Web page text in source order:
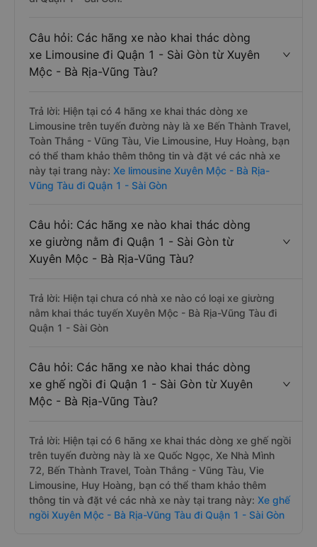
Câu hỏi: Các hãng xe nào khai thác dòng
xe Limousine đi Quận 1 - Sài Gòn từ Xuyên
Mộc - Bà Rịa-Vũng Tàu?
Trả lời: Hiện tại có 4 hãng xe khai thác dòng xe
Limousine trên tuyến đường này là xe Bến Thành Travel,
Toàn Thắng - Vũng Tàu, Vie Limousine, Huy Hoàng, bạn
có thể tham khảo thêm thông tin và đặt vé các nhà xe
này tại trang này: Xe limousine Xuyên Mộc - Bà Rịa-
Vũng Tàu đi Quận 1 - Sài Gòn
Câu hỏi: Các hãng xe nào khai thác dòng
xe giường nằm đi Quận 1 - Sài Gòn từ
Xuyên Mộc - Bà Rịa-Vũng Tàu?
Trả lời: Hiện tại chưa có nhà xe nào có loại xe giường
nằm khai thác tuyến Xuyên Mộc - Bà Rịa-Vũng Tàu đi
Quận 1 - Sài Gòn
Câu hỏi: Các hãng xe nào khai thác dòng
xe ghế ngồi đi Quận 1 - Sài Gòn từ Xuyên
Mộc - Bà Rịa-Vũng Tàu?
Trả lời: Hiện tại có 6 hãng xe khai thác dòng xe ghế ngồi
trên tuyến đường này là xe Quốc Ngọc, Xe Nhà Mình
72, Bến Thành Travel, Toàn Thắng - Vũng Tàu, Vie
Limousine, Huy Hoàng, bạn có thể tham khảo thêm
thông tin và đặt vé các nhà xe này tại trang này: Xe ghế
ngồi Xuyên Mộc - Bà Rịa-Vũng Tàu đi Quận 1 - Sài Gòn